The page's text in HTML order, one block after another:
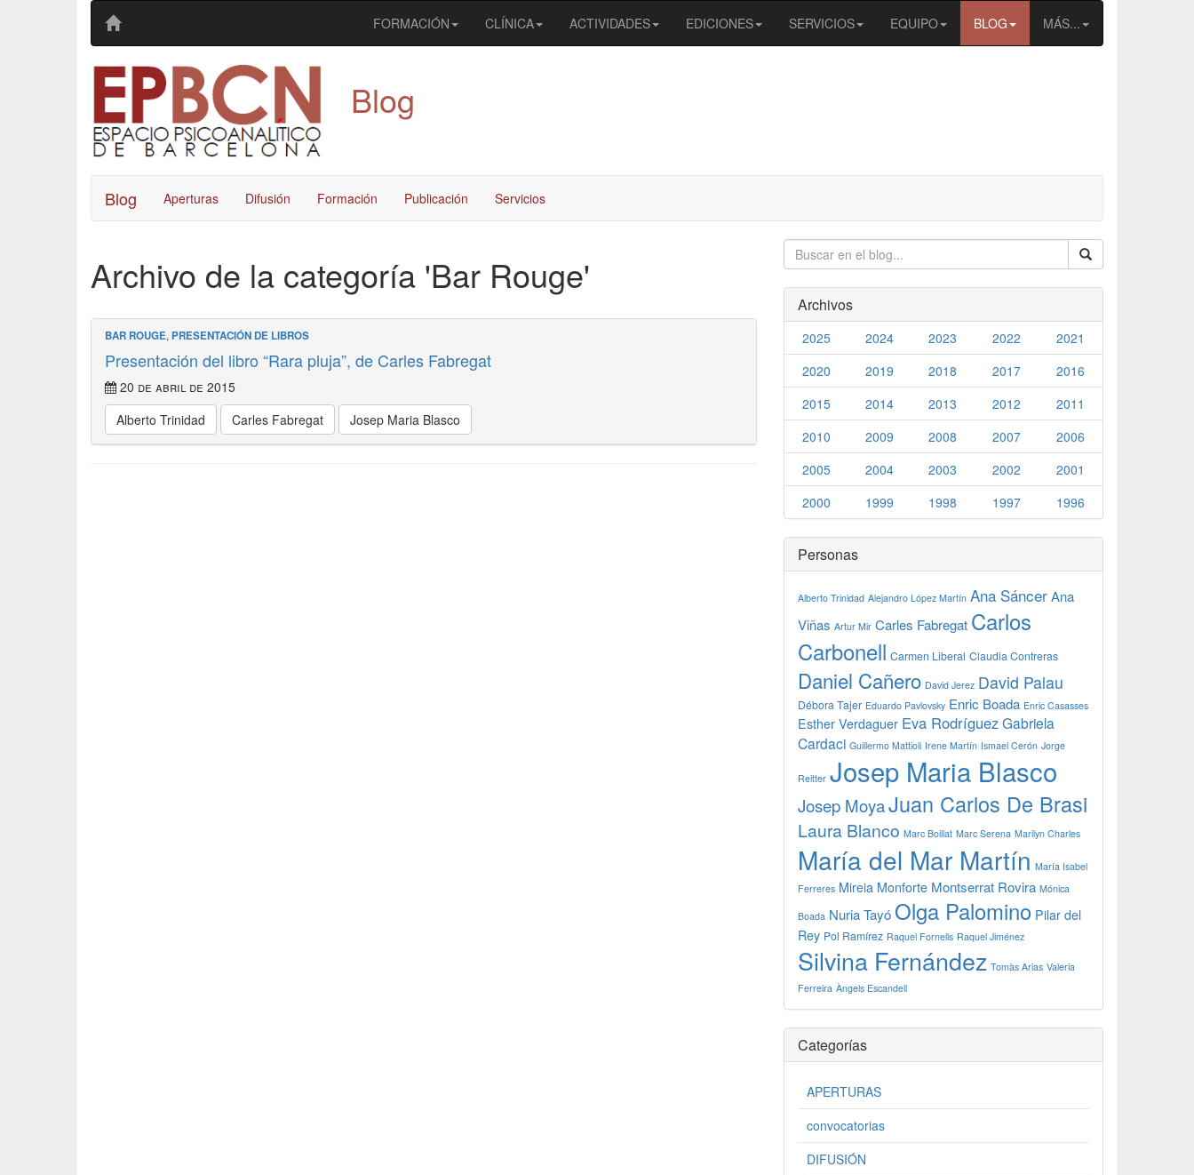
FORMACIÓN CLÍNICA ACTIVIDADES EDICIONES SERVICIOS EQUIPO BLOG MÁS...
Blog
Blog Aperturas Difusión Formación Publicación Servicios
Archivo de la categoría 'Bar Rouge'
BAR ROUGE, PRESENTACIÓN DE LIBROS
Presentación del libro “Rara pluja”, de Carles Fabregat
20 de abril de 2015
Alberto Trinidad
Carles Fabregat Josep Maria Blasco
Archivos
2025 2024 2023 2022
2021
2020
2019 2018 2017
2016
2015
2014 2013 2012
2011
2010
2009 2008 2007
2006
2005
2004 2003 2002
2001
2000
1999 1998 1997 1996
Personas
Alberto Trinidad Alejandro López Martín Ana SáncerAna
Viñas Artur Mir Carles Fabregat Carlos
Carbonell Carmen Liberal Claudia Contreras
Daniel Cañero David Jerez David Palau
Débora Tajer Eduardo Pavlovsky Enric Boada Enric Casasses
Esther Verdaguer Eva RodríguezGabriela
Cardaci Guillermo Mattioli Irene Martín Ismael Cerón Jorge
Reitter Josep Maria Blasco
Josep MoyaJuan Carlos De Brasi
Laura Blanco Marc Boillat Marc Serena Marilyn Charles
María del Mar Martín María Isabel
Ferreres Mireia Monforte Montserrat Rovira Mónica
Boada Nuria Tayó Olga Palomino Pilar del
Rey Pol Ramírez Raquel Fornells Raquel Jiménez
Silvina Fernández Tomàs Arias Valeria
Ferreira Àngels Escandell
Categorías
APERTURAS
convocatorias
DIFUSIÓN